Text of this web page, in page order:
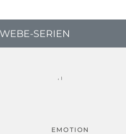
SERIEN
EMOTION